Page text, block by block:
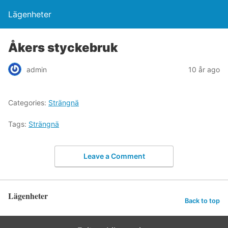
Lägenheter
Åkers styckebruk
admin 10 år ago
Categories: Strängnä
Tags: Strängnä
Leave a Comment
Lägenheter Back to top